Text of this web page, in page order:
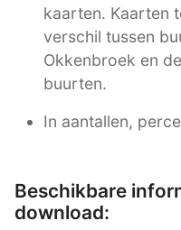
kaarten. Kaarten
verschil tussen
Okkenbroek en
buurten.
In aantallen,
Beschikbare
download: